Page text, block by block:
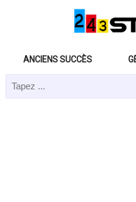
ANCIENS SUCCÈS